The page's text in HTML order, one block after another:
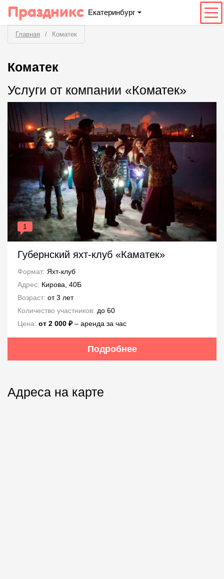
Праздникс Екатеринбург
Главная Коматек
Коматек
Услуги от компании «Коматек»
1
Губернский яхт-клуб «Каматек»
Формат: Яхт-клуб
Адрес: Кирова, 40Б
Возраст: от 3 лет
Количество участников: до 60
Цена: от 2 000 ₽– аренда за час
Подробнее
Адреса на карте